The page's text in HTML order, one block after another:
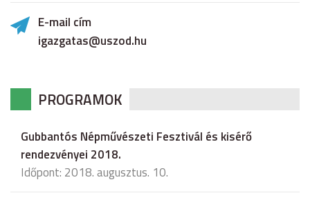
E-mail cím
igazgatas@uszod.hu
PROGRAMOK
Gubbantós Népművészeti Fesztivál és kisérő
rendezvényei 2018.
Időpont: 2018. augusztus. 10.